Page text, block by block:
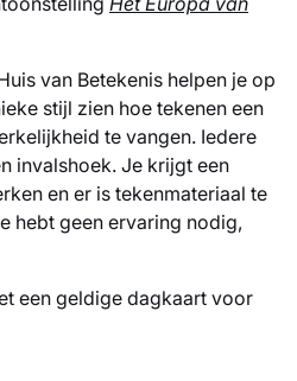
van Betekenis helpen je op
stijl zien hoe tekenen een
te vangen. Iedere
invalshoek. Je krijgt een
en er is tekenmateriaal te
hebt geen ervaring nodig,
een geldige dagkaart voor